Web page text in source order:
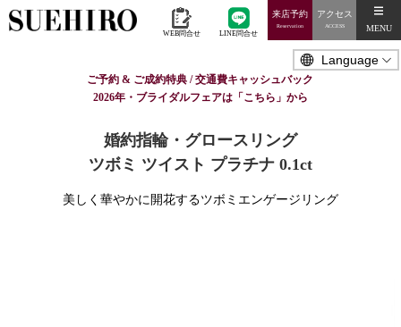
WEB問合せ LINE問合せ
来店予約
Reservation
アクセス
ACCESS MENU
ご予約 & ご成約特典 / 交通費キャッシュバック
2026年・ブライダルフェアは「こちら」から
婚約指輪・グロースリング
ツボミ ツイスト プラチナ 0.1ct
美しく華やかに開花するツボミエンゲージリング